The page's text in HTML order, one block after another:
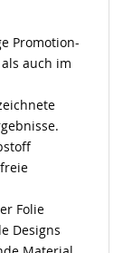
Promotion-
auch im
Folie
Designs